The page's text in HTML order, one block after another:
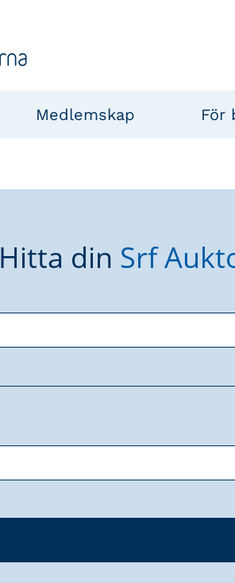
Medlemskap För
Hitta din Srf